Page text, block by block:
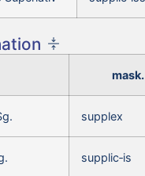
mask.
supplex
supplic‑is